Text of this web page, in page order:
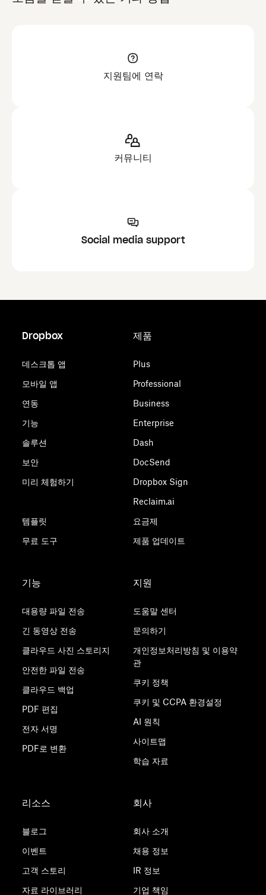
지원팀에 연락
커뮤니티
Social media support
Dropbox
데스크톱 앱
모바일 앱
연동
기능
솔루션
보안
미리 체험하기
템플릿
무료 도구
제품
Plus
Professional
Business
Enterprise
Dash
DocSend
Dropbox Sign
Reclaim.ai
요금제
제품 업데이트
기능
대용량 파일 전송
긴 동영상 전송
클라우드 사진 스토리지
안전한 파일 전송
클라우드 백업
PDF 편집
전자 서명
PDF로 변환
지원
도움말 센터
문의하기
개인정보처리방침 및 이용약
관
쿠키 정책
쿠키 및 CCPA 환경설정
AI 원칙
사이트맵
학습 자료
리소스
블로그
이벤트
고객 스토리
자료 라이브러리
회사
회사 소개
채용 정보
IR 정보
기업 책임